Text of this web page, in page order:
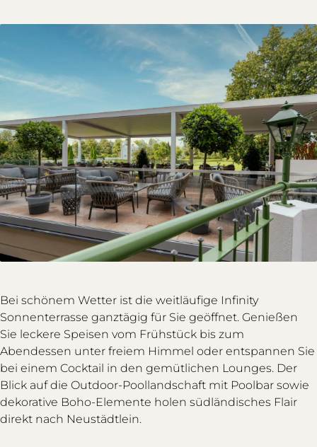
Bei schönem Wetter ist die weitläufige Infinity
Sonnenterrasse ganztägig für Sie geöffnet. Genießen
Sie leckere Speisen vom Frühstück bis zum
Abendessen unter freiem Himmel oder entspannen Sie
bei einem Cocktail in den gemütlichen Lounges. Der
Blick auf die Outdoor-Poollandschaft mit Poolbar sowie
dekorative Boho-Elemente holen südländisches Flair
direkt nach Neustädtlein.